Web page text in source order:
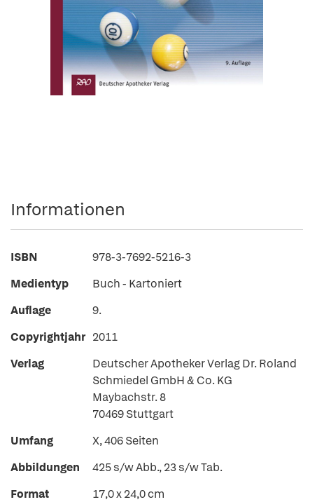
Informationen
ISBN
978-3-7692-5216-3
Medientyp
Buch - Kartoniert
Auflage
9.
Copyrightjahr 2011
Verlag
Deutscher Apotheker Verlag Dr. Roland
Schmiedel GmbH & Co. KG
Maybachstr. 8
70469 Stuttgart
Umfang
X, 406 Seiten
Abbildungen
425 s/w Abb., 23 s/w Tab.
Format
17,0 x 24,0 cm